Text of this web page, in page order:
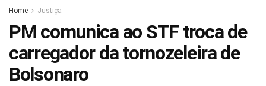
Home Justiça
PM comunica ao STF troca de
carregador da tornozeleira de
Bolsonaro